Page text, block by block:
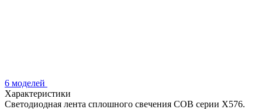
6 моделей
Характеристики
Светодиодная лента сплошного свечения COB серии X576.